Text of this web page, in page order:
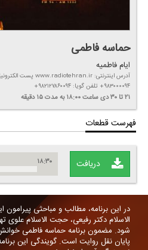
حماسه فاطمی
ایام فاطمیه
۹۸۳۰۰۰۰۹۴+ تلفن گویا: ۹۸۲۱۲۷۸۶۰۰۹۴+
۲۱ تا ۳۰ دی ساعت ۱۸:۰۰ به مدت ۱۵ دقیقه
فهرست قطعات
دریافت ۱۸:۳۰
در این برنامه، مطالب و مباحثی
الاسلام دكتر رفیعی، حجت الاسلام
شود. مضمون برنامه حماسه فاطمی
پایان نقل روایت است. گویندگی این